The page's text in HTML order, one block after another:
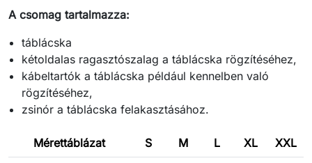
A csomag tartalmazza:
táblácska
kétoldalas ragasztószalag a táblácska rögzítéséhez,
kábeltartók a táblácska például kennelben való
rögzítéséhez,
zsinór a táblácska felakasztásához.
Mérettáblázat S M L XL XXL